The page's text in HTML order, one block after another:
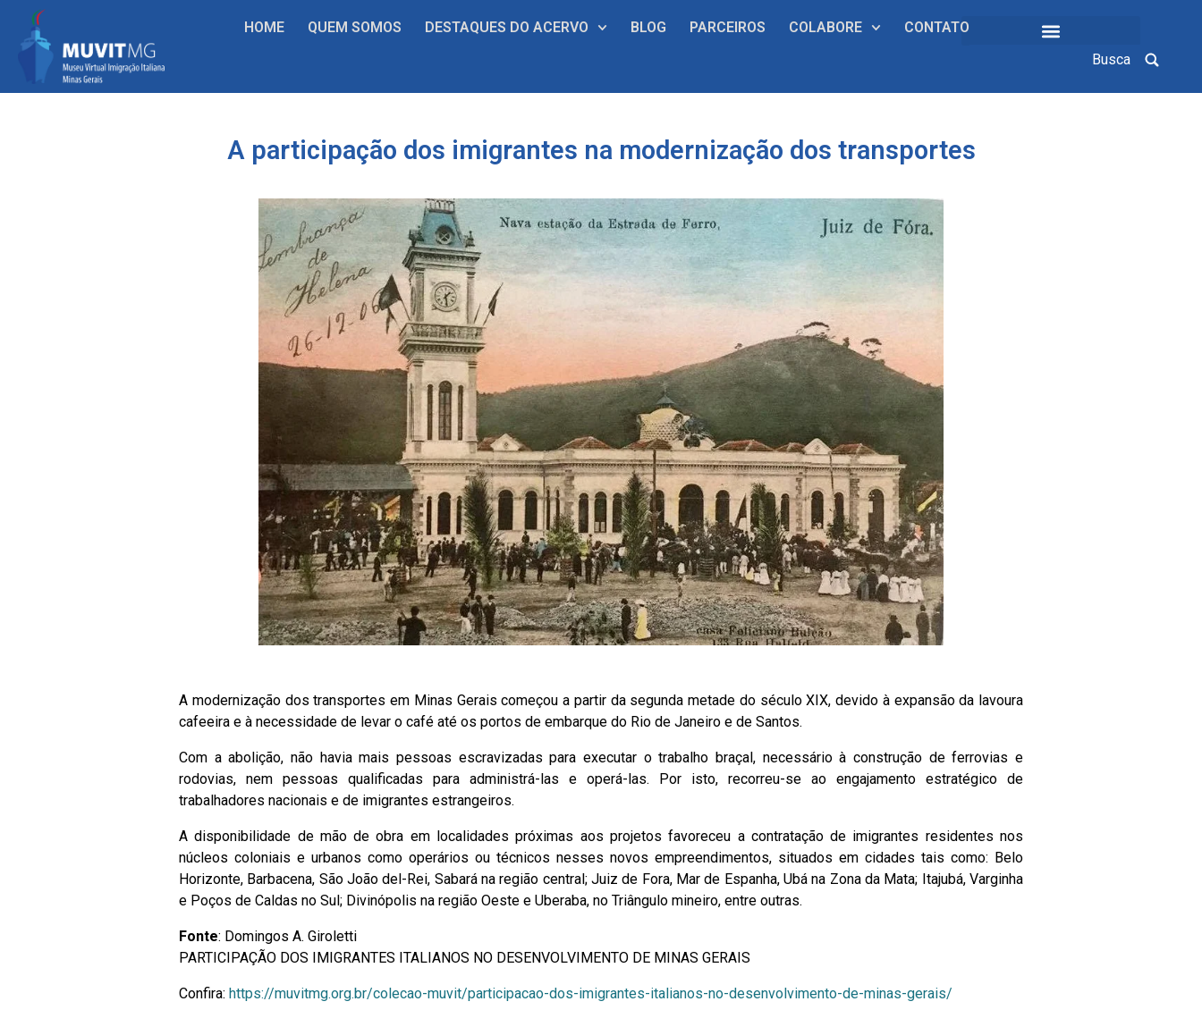
HOME QUEM SOMOS DESTAQUES DO ACERVO BLOG PARCEIROS COLABORE CONTATO
Busca
A participação dos imigrantes na modernização dos transportes
A modernização dos transportes em Minas Gerais começou a partir da segunda metade do século XIX, devido à expansão da lavoura
cafeeira e à necessidade de levar o café até os portos de embarque do Rio de Janeiro e de Santos.
Com a abolição, não havia mais pessoas escravizadas para executar o trabalho braçal, necessário à construção de ferrovias e
rodovias, nem pessoas qualificadas para administrá-las e operá-las. Por isto, recorreu-se ao engajamento estratégico de
trabalhadores nacionais e de imigrantes estrangeiros.
A disponibilidade de mão de obra em localidades próximas aos projetos favoreceu a contratação de imigrantes residentes nos
núcleos coloniais e urbanos como operários ou técnicos nesses novos empreendimentos, situados em cidades tais como: Belo
Horizonte, Barbacena, São João del-Rei, Sabará na região central; Juiz de Fora, Mar de Espanha, Ubá na Zona da Mata; Itajubá, Varginha
e Poços de Caldas no Sul; Divinópolis na região Oeste e Uberaba, no Triângulo mineiro, entre outras.
Fonte: Domingos A. Giroletti
PARTICIPAÇÃO DOS IMIGRANTES ITALIANOS NO DESENVOLVIMENTO DE MINAS GERAIS
Confira: https://muvitmg.org.br/colecao-muvit/participacao-dos-imigrantes-italianos-no-desenvolvimento-de-minas-gerais/